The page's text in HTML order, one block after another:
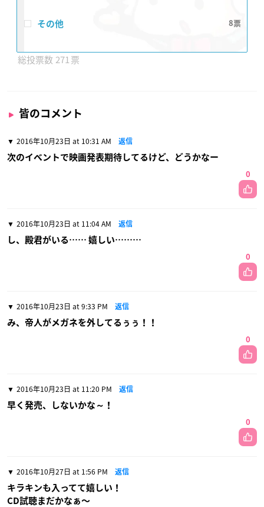
その他 8
271
皆のコメント
2016年10月23日 at 10:31 AM 返信
次のイベントで映画発表期待してるけど、どうかなー
0
2016年10月23日 at 11:04 AM 返信
し、殿君がいる…… 嬉しい………
0
2016年10月23日 at 9:33 PM 返信
み、帝人がメガネを外してるぅぅ！！
0
2016年10月23日 at 11:20 PM 返信
早く発売、しないかな～！
0
2016年10月27日 at 1:56 PM 返信
キラキンも入ってて嬉しい！
CD試聴まだかなぁ〜